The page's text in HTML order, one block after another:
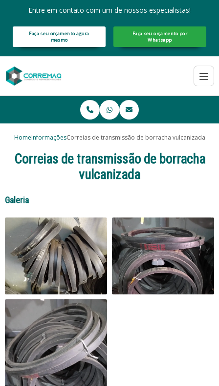
Entre em contato com um de nossos especialistas!
Faça seu orçamento agora
mesmo
Faça seu orçamento por
Whatsapp
HomeInformaçõesCorreias de transmissão de borracha vulcanizada
Correias de transmissão de borracha
vulcanizada
Galeria